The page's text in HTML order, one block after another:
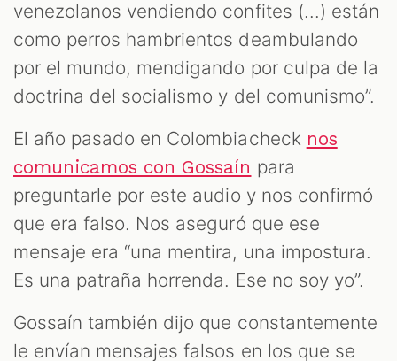
venezolanos vendiendo confites (...) están
como perros hambrientos deambulando
por el mundo, mendigando por culpa de la
doctrina del socialismo y del comunismo”.
El año pasado en Colombiacheck nos
comunicamos con Gossaín para
preguntarle por este audio y nos confirmó
que era falso. Nos aseguró que ese
mensaje era “una mentira, una impostura.
Es una patraña horrenda. Ese no soy yo”.
Gossaín también dijo que constantemente
le envían mensajes falsos en los que se